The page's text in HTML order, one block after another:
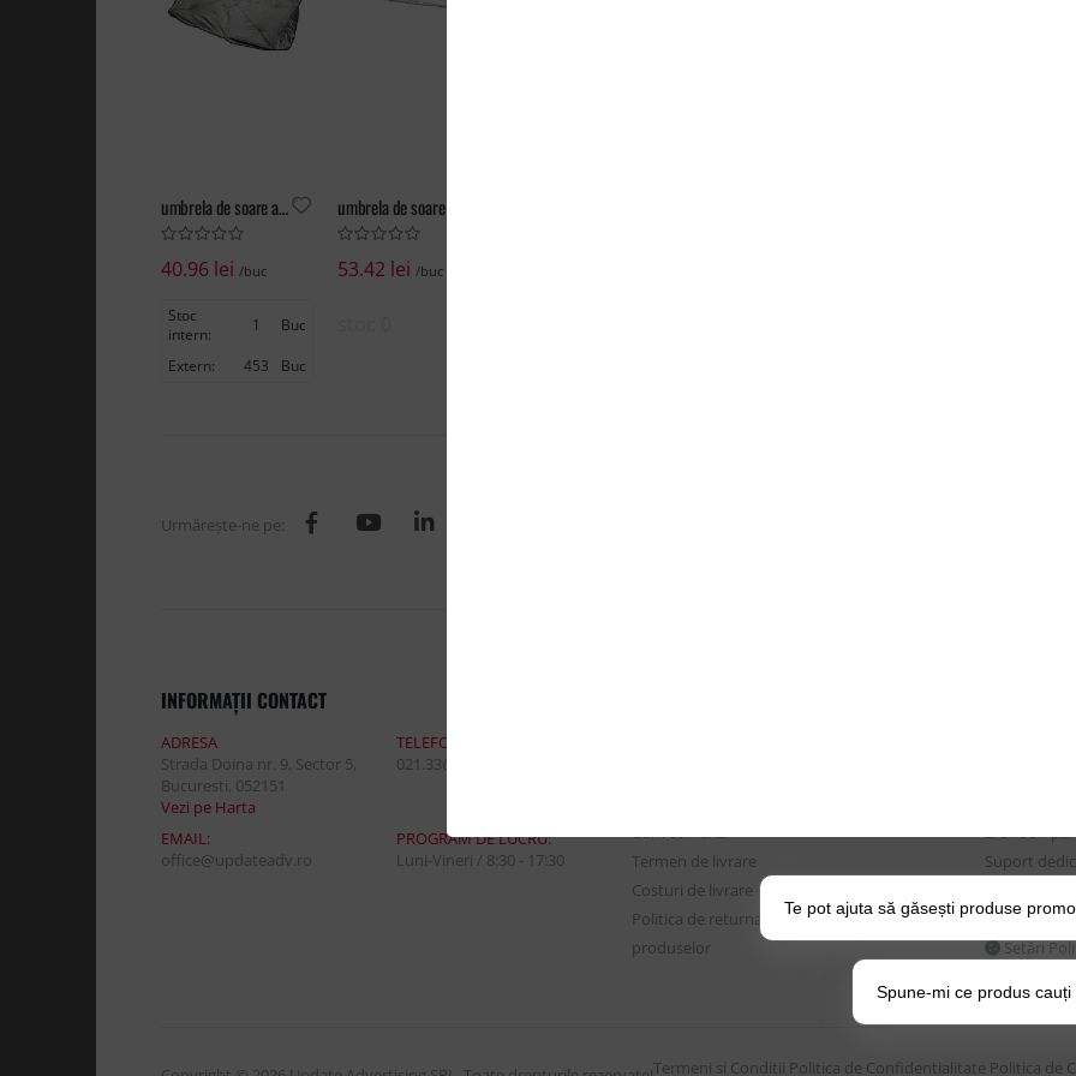
umbrela de soare auto, Ridella
40.96 lei /buc
Stoc
intern:
1
Buc
Extern:
453 Buc
53.42 lei /buc
Urmăreşte-ne pe:
INFORMAŢII CONTACT
ADRESA
Strada Doina nr. 9, Sector 5,
Bucuresti, 052151
Vezi pe Harta
TELEFON:
021.336.03.32
EMAIL:
office@updateadv.ro
PROGRAM DE LUCRU:
Luni-Vineri / 8:30 - 17:30
Cum comanzi
Termen de livrare
Costuri de livrare
Politica de returnare a
produselor
Echipa
Branduri
Suport
BLOG –
Setări
Termeni si Conditii Politica de Confidentialitate Politica de
Te pot ajuta să găsești produse
Spune-mi ce produs